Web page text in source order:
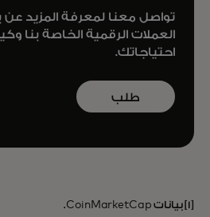
تواصل معنا لمعرفة المزيد عن
العملات الرقمية الخاصة بنا
احتياجاتك.
طلب
[1] بيانات CoinMarketCap.